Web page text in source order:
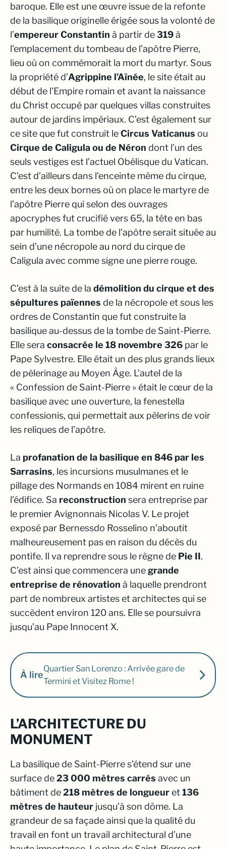
baroque. Elle est une œuvre issue de la refonte
de la basilique originelle érigée sous la volonté de
l’empereur Constantin à partir de319à
l’emplacement du tombeau de l’apôtre Pierre,
lieu où on commémorait la mort du martyr. Sous
la propriété d’Agrippine l’Aînée, le site était au
début de l’Empire romain et avant la naissance
du Christ occupé par quelques villas construites
autour de jardins impériaux. C’est également sur
ce site que fut construit leCircus Vaticanus ou
Cirque de Caligula ou de Néron dont l’un des
seuls vestiges est l’actuel Obélisque du Vatican.
C’est d’ailleurs dans l’enceinte même du cirque,
entre les deux bornes où on place le martyre de
l’apôtre Pierre qui selon des ouvrages
apocryphes fut crucifié vers 65, la tête en bas
par humilité. La tombe de l’apôtre serait située au
sein d’une nécropole au nord du cirque de
Caligula avec comme signe une pierre rouge.
C’est à la suite de la démolition du cirque et des
sépultures païennes de la nécropole et sous les
ordres de Constantin que fut construite la
basilique au-dessus de la tombe de Saint-Pierre.
Elle sera consacrée le 18 novembre 326 par le
Pape Sylvestre. Elle était un des plus grands lieux
de pèlerinage au Moyen Âge. L’autel de la
« Confession de Saint-Pierre » était le cœur de la
basilique avec une ouverture, la fenestella
confessionis, qui permettait aux pèlerins de voir
les reliques de l’apôtre.
La profanation de la basilique en 846 par les
Sarrasins, les incursions musulmanes et le
pillage des Normands en 1084 mirent en ruine
l’édifice. Sa reconstruction sera entreprise par
le premier Avignonnais Nicolas V. Le projet
exposé par Bernessdo Rosselino n’aboutit
malheureusement pas en raison du décès du
pontife. Il va reprendre sous le règne de Pie II.
C’est ainsi que commencera unegrande
entreprise de rénovation à laquelle prendront
part de nombreux artistes et architectes qui se
succèdent environ 120 ans. Elle se poursuivra
jusqu’au Pape Innocent X.
À lire
Quartier San Lorenzo : Arrivée gare de
Termini et Visitez Rome !
L’ARCHITECTURE DU
MONUMENT
La basilique de Saint-Pierre s’étend sur une
surface de23 000 mètres carrés avec un
bâtiment de218 mètres de longueuret136
mètres de hauteur jusqu’à son dôme. La
grandeur de sa façade ainsi que la qualité du
travail en font un travail architectural d’une